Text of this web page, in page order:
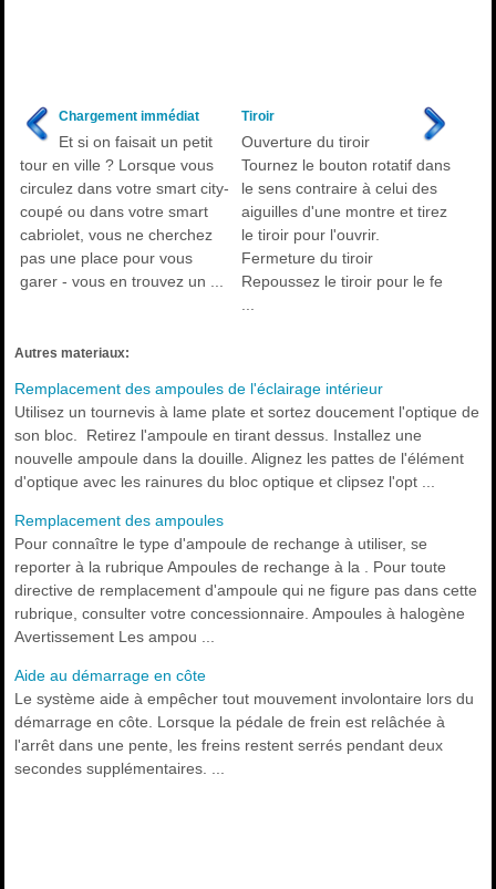
Chargement immédiat
Et si on faisait un petit
tour en ville ? Lorsque vous
circulez dans votre smart city-
coupé ou dans votre smart
cabriolet, vous ne cherchez
pas une place pour vous
garer - vous en trouvez un ...
Tiroir
Ouverture du tiroir
Tournez le bouton rotatif dans
le sens contraire à celui des
aiguilles d'une montre et tirez
le tiroir pour l'ouvrir.
Fermeture du tiroir
Repoussez le tiroir pour le fe
Autres materiaux:
Remplacement des ampoules de l'éclairage intérieur
Utilisez un tournevis à lame plate et sortez doucement l'optique de
son bloc. Retirez l'ampoule en tirant dessus. Installez une
nouvelle ampoule dans la douille. Alignez les pattes de l'élément
d'optique avec les rainures du bloc optique et clipsez l'opt ...
Remplacement des ampoules
Pour connaître le type d'ampoule de rechange à utiliser, se
reporter à la rubrique Ampoules de rechange à la . Pour toute
directive de remplacement d'ampoule qui ne figure pas dans cette
rubrique, consulter votre concessionnaire. Ampoules à halogène
Avertissement Les ampou ...
Aide au démarrage en côte
Le système aide à empêcher tout mouvement involontaire lors du
démarrage en côte. Lorsque la pédale de frein est relâchée à
l'arrêt dans une pente, les freins restent serrés pendant deux
secondes supplémentaires. ...